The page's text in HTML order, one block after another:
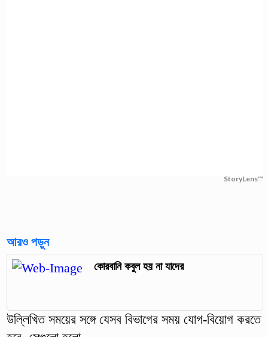
StoryLens™
আরও পড়ুন
কোরবানি কবুল হয় না যাদের
উল্লিখিত সময়ের সঙ্গে যেসব বিভাগের সময় যোগ-বিয়োগ করতে